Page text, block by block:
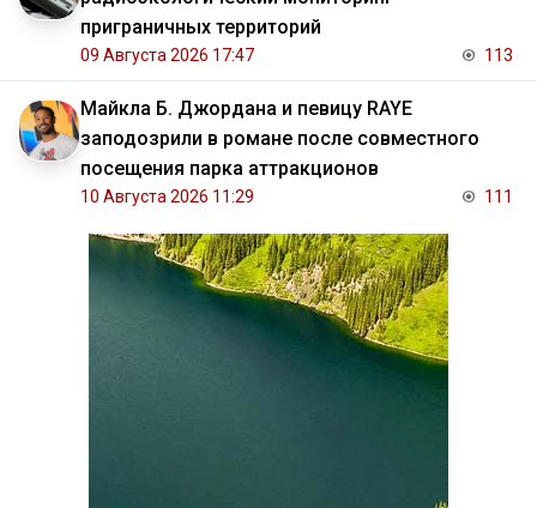
приграничных территорий
09 Августа 2026 17:47 113
Майкла Б. Джордана и певицу RAYE
заподозрили в романе после совместного
посещения парка аттракционов
10 Августа 2026 11:29 111